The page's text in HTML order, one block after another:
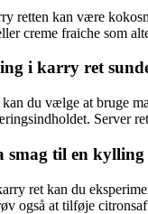
retten kan være
creme fraiche som
i karry ret
du vælge at bruge
Server
smag til en
ret kan du
også at tilføje